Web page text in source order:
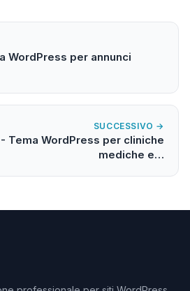
WordPress per annunci
SUCCESSIVO →
- Tema WordPress per cliniche
mediche e…